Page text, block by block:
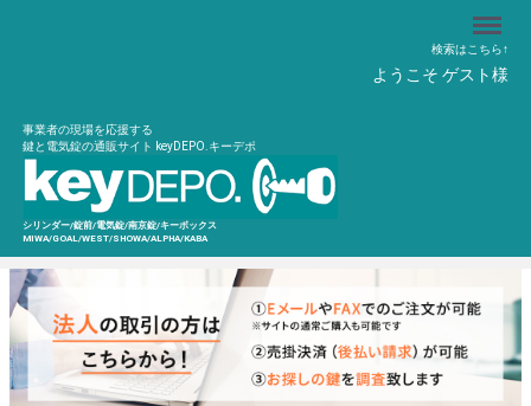
検索はこちら↑
ようこそ ゲスト様
事業者の現場を応援する
鍵と電気錠の通販サイト keyDEPO.キーデポ
シリンダー/錠前/電気錠/南京錠/キーボックス
MIWA/GOAL/WEST/SHOWA/ALPHA/KABA
Menu